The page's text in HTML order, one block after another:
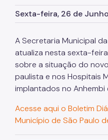
Sexta-feira, 26 de
A Secretaria Municipal
atualiza nesta sexta-
sobre a situação do
paulista e nos Hospitais
implantados no Anhembi
Acesse aqui o Boletim
Município de São Paulo